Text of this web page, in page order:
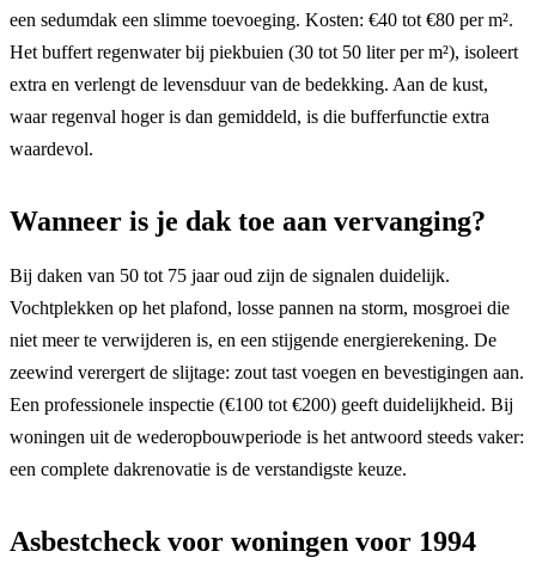
een sedumdak een slimme toevoeging. Kosten: €40 tot €80 per m².
Het buffert regenwater bij piekbuien (30 tot 50 liter per m²), isoleert
extra en verlengt de levensduur van de bedekking. Aan de kust,
waar regenval hoger is dan gemiddeld, is die bufferfunctie extra
waardevol.
Wanneer is je dak toe aan vervanging?
Bij daken van 50 tot 75 jaar oud zijn de signalen duidelijk.
Vochtplekken op het plafond, losse pannen na storm, mosgroei die
niet meer te verwijderen is, en een stijgende energierekening. De
zeewind verergert de slijtage: zout tast voegen en bevestigingen aan.
Een professionele inspectie (€100 tot €200) geeft duidelijkheid. Bij
woningen uit de wederopbouwperiode is het antwoord steeds vaker:
een complete dakrenovatie is de verstandigste keuze.
Asbestcheck voor woningen voor 1994